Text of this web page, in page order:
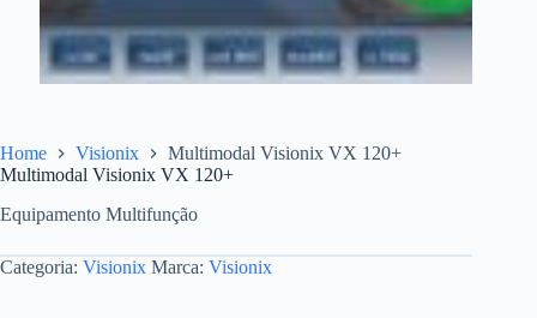
Home Visionix
Multimodal Visionix VX 120+
Multimodal Visionix VX 120+
Equipamento Multifunção
Categoria: Visionix Marca: Visionix